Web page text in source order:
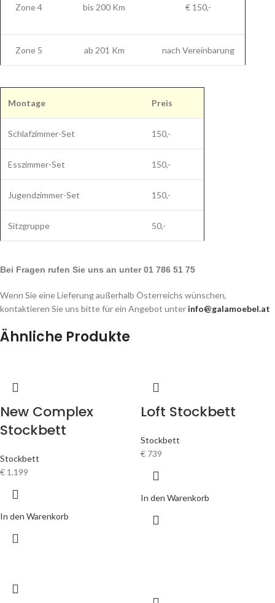
Zone 4 bis 200 Km € 150,-
Zone 5 ab 201 Km nach Vereinbarung
Montage Preis
Schlafzimmer-Set 150,-
Esszimmer-Set 150,-
Jugendzimmer-Set 150,-
Sitzgruppe 50,-
Bei Fragen rufen Sie uns an unter 01 786 51 75
Wenn Sie eine Lieferung außerhalb Österreichs wünschen,
kontaktieren Sie uns bitte für ein Angebot unter info@galamoebel.at
Ähnliche Produkte
New Complex
Stockbett
Stockbett
€ 1.199
In den Warenkorb
Loft Stockbett
Stockbett
€ 739
In den Warenkorb